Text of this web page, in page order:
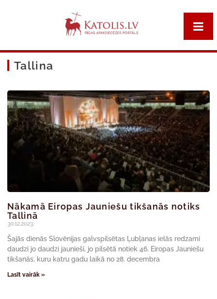
Tallina
Nākamā Eiropas Jauniešu tikšanās notiks
Tallinā
30.12.2023.
Šajās dienās Slovēnijas galvspilsētas Ļubļanas ielās redzami
daudzi jo daudzi jaunieši, jo pilsētā notiek 46. Eiropas Jauniešu
tikšanās, kuru katru gadu laikā no 28. decembra
Lasīt vairāk »